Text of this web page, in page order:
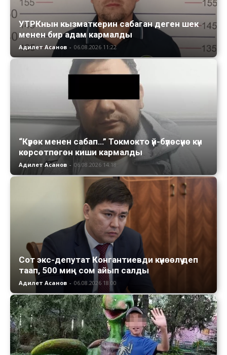
УТРКнын кызматкерин сабаган деген шек
менен бир адам кармалды
Адилет Асанов - 06.08.2026 11:22
“Күрөк менен сабап…” Токмокто үй-бүлөсүнө күн
көрсөтпөгөн киши кармалды
Адилет Асанов - 06.08.2026 14:18
Сот экс-депутат Конгантиевди күнөөлүү деп
таап, 500 миң сом айып салды
Адилет Асанов - 06.08.2026 18:00